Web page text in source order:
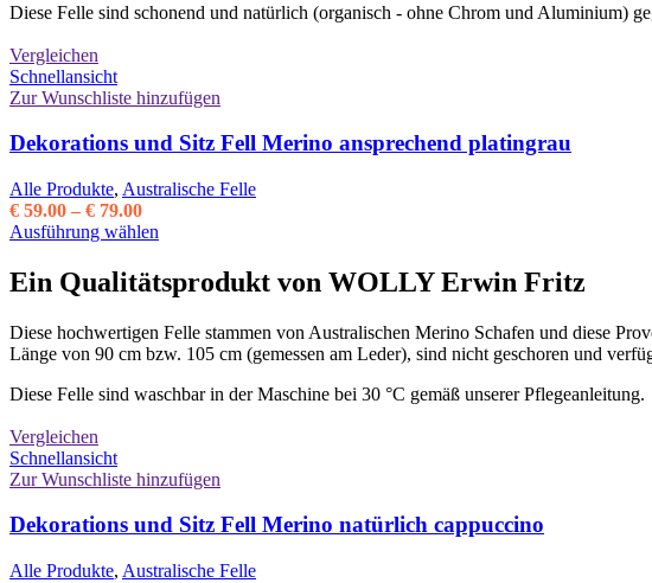
können
gewählt
Diese Felle sind schonend und natürlich (organisch - ohne Chrom und Aluminium)
Vergleichen
Schnellansicht
Zur Wunschliste hinzufügen
Dekorations und Sitz Fell Merino ansprechend platingrau
Alle Produkte, Australische Felle
€ 59.00 – € 79.00Preisspanne:
€ 59.00
€ 79.00
Ausführung wählen
weist
mehrere
auf.
Die
können
gewählt
Ein Qualitätsprodukt von WOLLY Erwin Fritz
Diese hochwertigen Felle stammen von Australischen Merino Schafen und diese
Länge von 90 cm bzw. 105 cm (gemessen am Leder), sind nicht geschoren und
Diese Felle sind waschbar in der Maschine bei 30 °C gemäß unserer Pflegeanleitung.
Vergleichen
Schnellansicht
Zur Wunschliste hinzufügen
Dekorations und Sitz Fell Merino natürlich cappuccino
Alle Produkte, Australische Felle